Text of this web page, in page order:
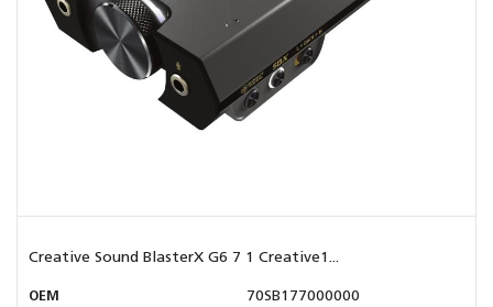
Creative Sound BlasterX G6 7 1 Creative1...
OEM
70SB177000000